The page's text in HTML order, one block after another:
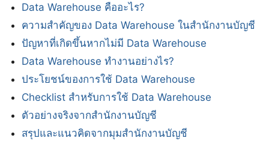
Data Warehouse คืออะไร?
ความสำคัญของ Data Warehouse ในสำนักงานบัญชี
ปัญหาที่เกิดขึ้นหากไม่มี Data Warehouse
Data Warehouse ทำงานอย่างไร?
ประโยชน์ของการใช้ Data Warehouse
Checklist สำหรับการใช้ Data Warehouse
ตัวอย่างจริงจากสำนักงานบัญชี
สรุปและแนวคิดจากมุมสำนักงานบัญชี